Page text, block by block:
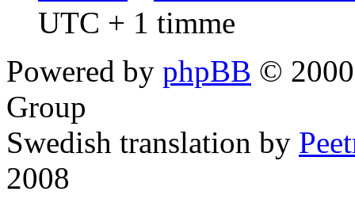
UTC + 1 timme
Powered by phpBB ©
Group
Swedish translation by
2008